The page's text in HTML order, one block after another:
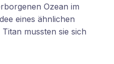
Ozean im
eines ähnlichen
mussten sie sich